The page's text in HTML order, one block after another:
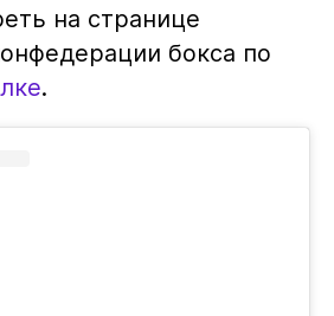
на странице
бокса по
.